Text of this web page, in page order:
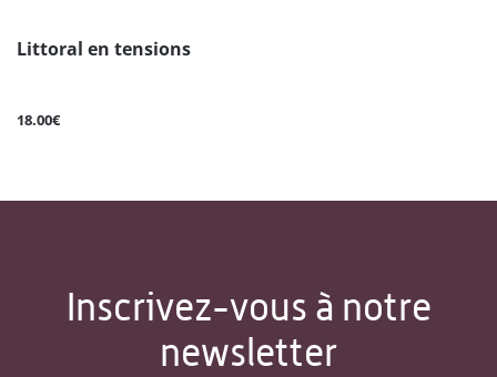
Littoral en tensions
18.00€
Inscrivez-vous à notre
newsletter